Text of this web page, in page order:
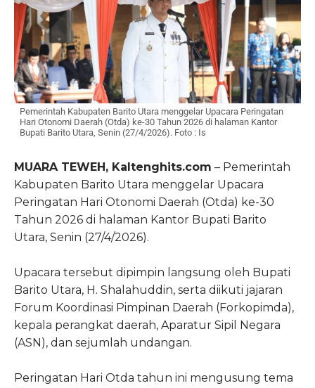
Pemerintah Kabupaten Barito Utara menggelar Upacara Peringatan
Hari Otonomi Daerah (Otda) ke-30 Tahun 2026 di halaman Kantor
Bupati Barito Utara, Senin (27/4/2026). Foto : Is
MUARA TEWEH, Kaltenghits.com – Pemerintah
Kabupaten Barito Utara menggelar Upacara
Peringatan Hari Otonomi Daerah (Otda) ke-30
Tahun 2026 di halaman Kantor Bupati Barito
Utara, Senin (27/4/2026).
Upacara tersebut dipimpin langsung oleh Bupati
Barito Utara, H. Shalahuddin, serta diikuti jajaran
Forum Koordinasi Pimpinan Daerah (Forkopimda),
kepala perangkat daerah, Aparatur Sipil Negara
(ASN), dan sejumlah undangan.
Peringatan Hari Otda tahun ini mengusung tema